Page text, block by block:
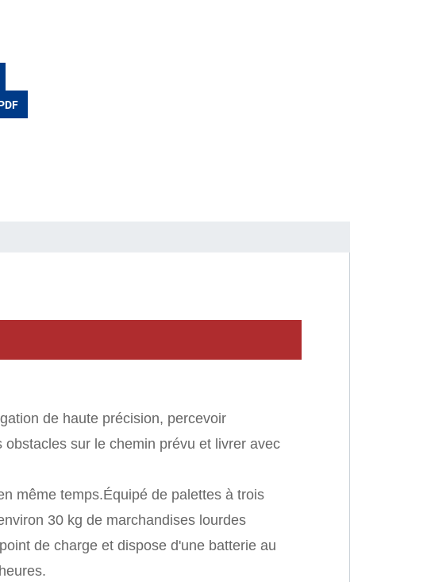
de haute précision, percevoir
sur le chemin prévu et livrer avec
même temps.Équipé de palettes à trois
30 kg de marchandises lourdes
de charge et dispose d'une batterie au